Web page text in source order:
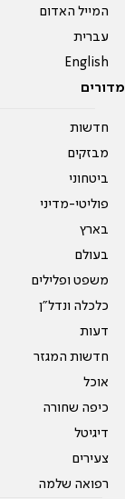
המייל האדום
עברית
English
מדורים
חדשות
מבזקים
ביטחוני
פוליטי-מדיני
בארץ
בעולם
משפט ופלילים
כלכלה ונדל"ן
דעות
חדשות המגזר
אוכל
כיפה שחורה
דיגיטל
צעירים
רפואה שלמה